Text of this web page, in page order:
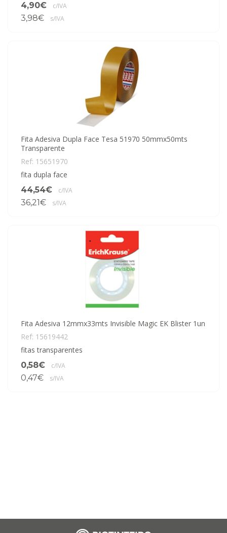
4,90€
c/IVA
3,98€ s/IVA
Fita Adesiva Dupla Face Tesa 51970 50mmx50mts
Transparente
Ref: 15651970
fita dupla face
44,54€
c/IVA
36,21€ s/IVA
Fita Adesiva 12mmx33mts Invisible Magic EK Blister 1un
Ref: 15619442
fitas transparentes
0,58€
c/IVA
0,47€ s/IVA